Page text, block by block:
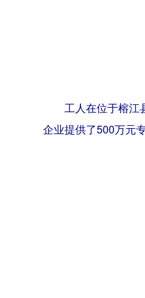
工人在位于榕江
企业提供了500万元